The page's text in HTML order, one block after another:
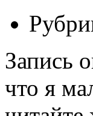
Запись
что я